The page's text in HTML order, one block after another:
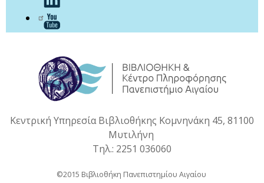
Κεντρική Υπηρεσία Βιβλιοθήκης Κομνηνάκη 45, 81100
Μυτιλήνη
Τηλ.: 2251 036060
©2015 Βιβλιοθήκη Πανεπιστημίου Αιγαίου